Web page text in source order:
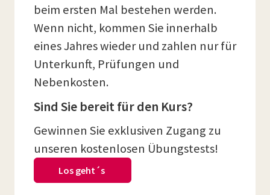
beim ersten Mal bestehen werden.
Wenn nicht, kommen Sie innerhalb
eines Jahres wieder und zahlen nur für
Unterkunft, Prüfungen und
Nebenkosten.
Sind Sie bereit für den Kurs?
Gewinnen Sie exklusiven Zugang zu
unseren kostenlosen Übungstests!
Los geht´s